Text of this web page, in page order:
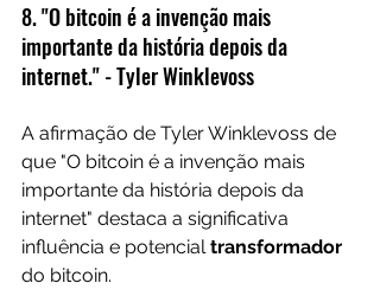
8. "O bitcoin é a invenção mais
importante da história depois da
internet." - Tyler Winklevoss
A afirmação de Tyler Winklevoss de
que "O bitcoin é a invenção mais
importante da história depois da
internet" destaca a significativa
influência e potencial transformador
do bitcoin.